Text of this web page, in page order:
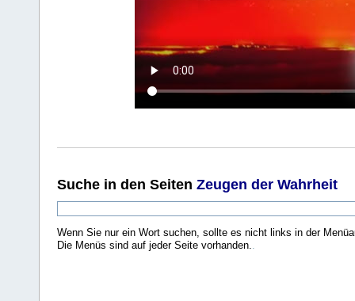
Suche in den Seiten Zeugen der Wahrheit
Wenn Sie nur ein Wort suchen, sollte es nicht links in der
Die Menüs sind auf jeder Seite vorhanden.